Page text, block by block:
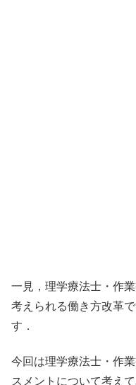
一見，理学療法士・作
考えられる働き方改革
す．
今回は理学療法士・作
スメントについて考え